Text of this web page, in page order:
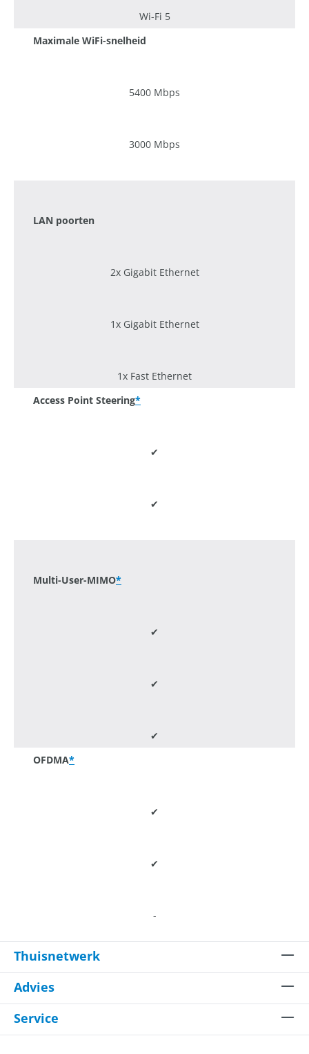
Wi-Fi 5
Maximale WiFi-snelheid
5400 Mbps
3000 Mbps
LAN poorten
2x Gigabit Ethernet
1x Gigabit Ethernet
1x Fast Ethernet
Access Point Steering*
✔
✔
Multi-User-MIMO*
✔
✔
✔
OFDMA*
✔
✔
-
Thuisnetwerk
Advies
Service